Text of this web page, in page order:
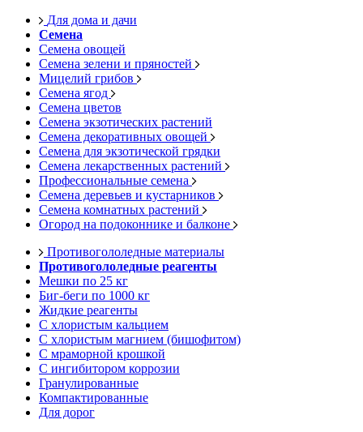
Для дома и дачи
Семена
Семена овощей
Семена зелени и пряностей
Мицелий грибов
Семена ягод
Семена цветов
Семена экзотических растений
Семена декоративных овощей
Семена для экзотической грядки
Семена лекарственных растений
Профессиональные семена
Семена деревьев и кустарников
Семена комнатных растений
Огород на подоконнике и балконе
Противогололедные материалы
Противогололедные реагенты
Мешки по 25 кг
Биг-беги по 1000 кг
Жидкие реагенты
С хлористым кальцием
С хлористым магнием (бишофитом)
С мраморной крошкой
С ингибитором коррозии
Гранулированные
Компактированные
Для дорог